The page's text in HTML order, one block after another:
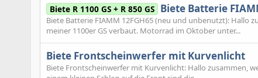
Biete R 1100 GS + R 850 GS Biete Batterie
Biete Batterie FIAMM 12FGH65 (neu und unbenutzt): Hallo
meiner 1100er GS verbaut. Motorrad im Oktober unter...
Biete Frontscheinwerfer mit Kurvenlicht
Biete Frontscheinwerfer mit Kurvenlicht: Hallo zusammen,